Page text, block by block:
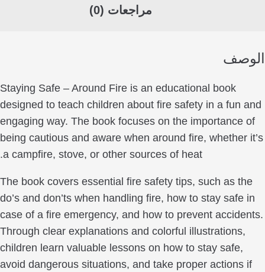
مراجعات (0)
Staying Safe – Around Fire is an educational book
designed to teach children about fire safety in a fun
engaging way. The book focuses on the importance
being cautious and aware when around fire,
a campfire, stove, or other sources of heat.
The book covers essential fire safety tips, such as
do’s and don’ts when handling fire, how to stay safe
case of a fire emergency, and how to prevent
Through clear explanations and colorful illustrations,
children learn valuable lessons on how to stay safe,
avoid dangerous situations, and take proper actions